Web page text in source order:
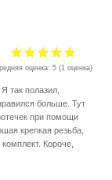
оценка:5 (1 оценка)
так полазил,
больше. Тут
при помощи
крепкая резьба,
Короче,